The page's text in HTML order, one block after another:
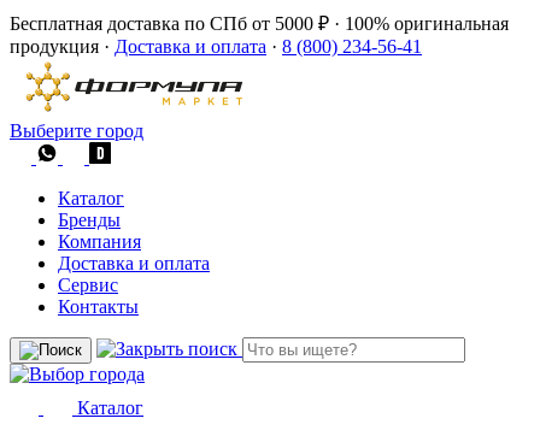
Бесплатная доставка по СПб от 5000 ₽ · 100% оригинальная
продукция · Доставка и оплата · 8 (800) 234-56-41
Выберите город
Каталог
Бренды
Компания
Доставка и оплата
Сервис
Контакты
Каталог